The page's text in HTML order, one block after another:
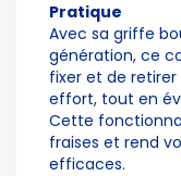
Pratique
Avec sa griffe
génération, ce
fixer et de
effort, tout en
Cette
fraises et rend
efficaces.